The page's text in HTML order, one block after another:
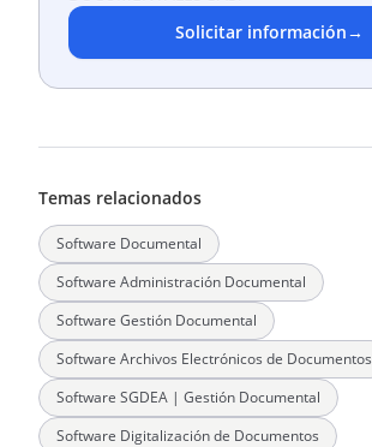
Solicitar información→
Temas relacionados
Software Documental
Software Administración Documental
Software Gestión Documental
Software Archivos Electrónicos de Documentos
Software SGDEA | Gestión Documental
Software Digitalización de Documentos